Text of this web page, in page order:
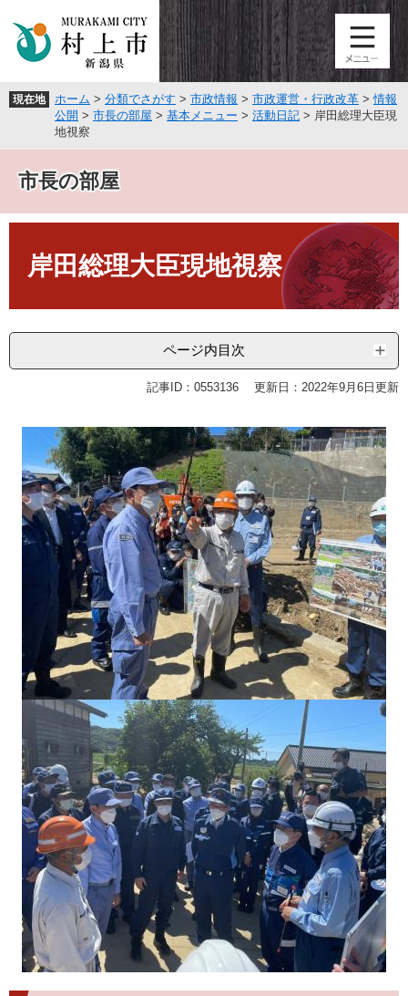
頭
飛
へ
現在地 ホーム > 分類でさがす > 市政情報 > 市政運営・行政改革 >情報
公開 > 市長の部屋 > 基本メニュー > 活動日記 > 岸田総理大臣現
地視察
市長の部屋
岸田総理大臣現地視察
ページ内目次
記事ID：0553136 更新日：2022年9月6日更新